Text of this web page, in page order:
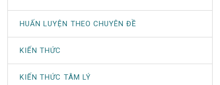
HUẤN LUYỆN THEO CHUYÊN ĐỀ
KIẾN THỨC
KIẾN THỨC TÂM LÝ